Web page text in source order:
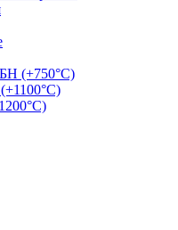
(+750°С)